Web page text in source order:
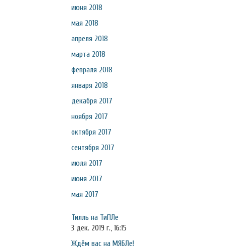
июня 2018
мая 2018
апреля 2018
марта 2018
февраля 2018
января 2018
декабря 2017
ноября 2017
октября 2017
сентября 2017
июля 2017
июня 2017
мая 2017
Тилль на ТиПЛе
3 дек. 2019 г., 16:15
Ждём вас на МЯБЛе!